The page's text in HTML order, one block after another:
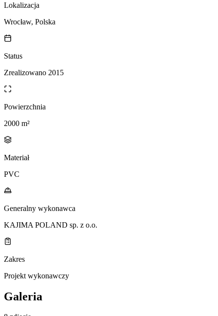
Lokalizacja
Wrocław, Polska
Status
Zrealizowano 2015
Powierzchnia
2000 m²
Materiał
PVC
Generalny wykonawca
KAJIMA POLAND sp. z o.o.
Zakres
Projekt wykonawczy
Galeria